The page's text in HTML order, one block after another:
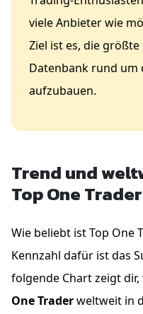
viele Anbieter wie
Ziel ist es, die
Datenbank rund um
aufzubauen.
Trend und
Top One Trader
Wie beliebt ist Top One
Kennzahl dafür ist das
folgende Chart zeigt
One Traderweltweit in